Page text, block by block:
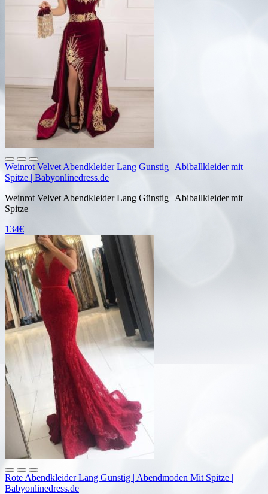
Weinrot Velvet Abendkleider Lang Gunstig | Abiballkleider mit
Spitze | Babyonlinedress.de
Weinrot Velvet Abendkleider Lang Günstig | Abiballkleider mit
Spitze
134€
Rote Abendkleider Lang Gunstig | Abendmoden Mit Spitze |
Babyonlinedress.de